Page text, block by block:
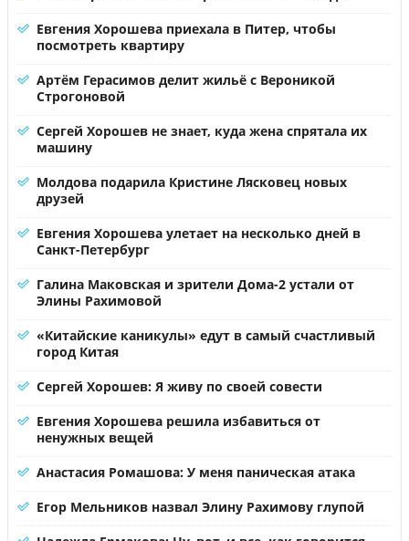
Евгения Хорошева приехала в Питер, чтобы
посмотреть квартиру
Артём Герасимов делит жильё с Вероникой
Строгоновой
Сергей Хорошев не знает, куда жена спрятала их
машину
Молдова подарила Кристине Лясковец новых
друзей
Евгения Хорошева улетает на несколько дней в
Санкт-Петербург
Галина Маковская и зрители Дома-2 устали от
Элины Рахимовой
«Китайские каникулы» едут в самый счастливый
город Китая
Сергей Хорошев: Я живу по своей совести
Евгения Хорошева решила избавиться от
ненужных вещей
Анастасия Ромашова: У меня паническая атака
Егор Мельников назвал Элину Рахимову глупой